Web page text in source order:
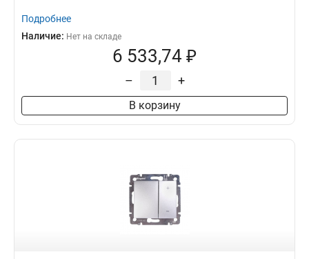
Подробнее
Наличие: Нет на складе
6 533,74 ₽
– +
В корзину